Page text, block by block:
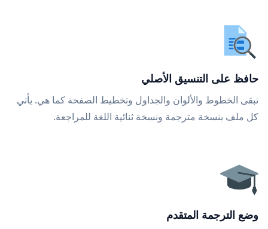
حافظ على التنسيق الأصلي
تبقى الخطوط والألوان والجداول وتخطيط الصفحة كما هي. يأتي
كل ملف بنسخة مترجمة ونسخة ثنائية اللغة للمراجعة.
وضع الترجمة المتقدم